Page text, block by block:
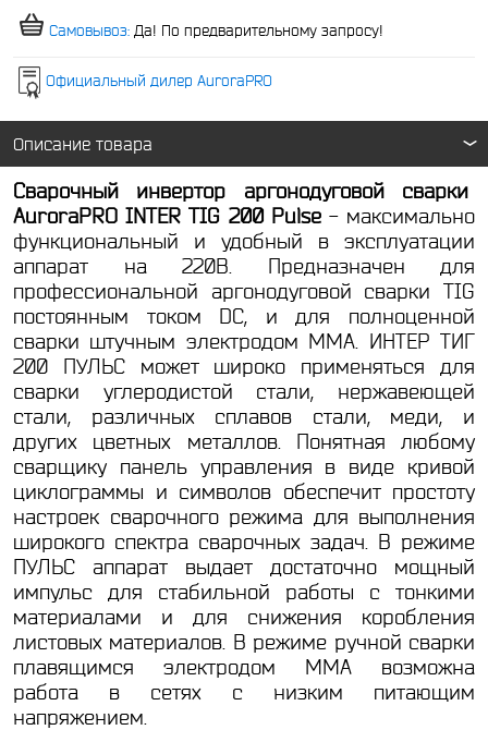
Самовывоз: Да! По предварительному запросу!
Официальный дилер AuroraPRO
Описание товара
Сварочный инвертор аргонодуговой сварки
AuroraPRO INTER TIG 200 Pulse- максимально
функциональный и удобный в эксплуатации
аппарат на 220В. Предназначен для
профессиональной аргонодуговой сварки TIG
постоянным током DC, и для полноценной
сварки штучным электродом MMA. ИНТЕР ТИГ
200 ПУЛЬС может широко применяться для
сварки углеродистой стали, нержавеющей
стали, различных сплавов стали, меди, и
других цветных металлов. Понятная любому
сварщику панель управления в виде кривой
циклограммы и символов обеспечит простоту
настроек сварочного режима для выполнения
широкого спектра сварочных задач. В режиме
ПУЛЬС аппарат выдает достаточно мощный
импульс для стабильной работы с тонкими
материалами и для снижения коробления
листовых материалов. В режиме ручной сварки
плавящимся электродом MMA возможна
работа в сетях с низким питающим
напряжением.